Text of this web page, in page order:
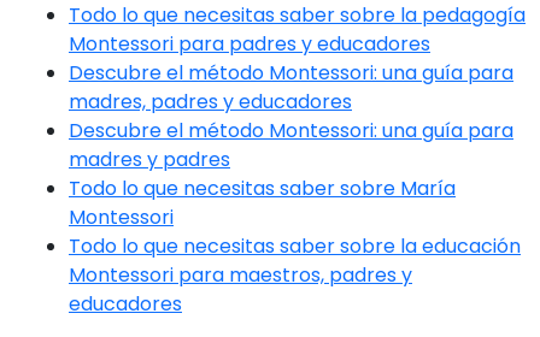
Todo lo que necesitas saber sobre la pedagogía
Montessori para padres y educadores
Descubre el método Montessori: una guía para
madres, padres y educadores
Descubre el método Montessori: una guía para
madres y padres
Todo lo que necesitas saber sobre María
Montessori
Todo lo que necesitas saber sobre la educación
Montessori para maestros, padres y
educadores